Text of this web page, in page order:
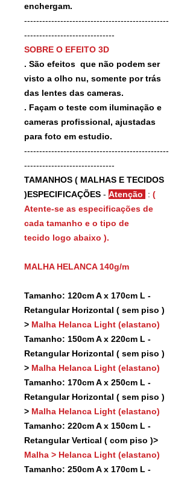
enchergam.
------------------------------------------------
------------------------------
SOBRE O EFEITO 3D
. São efeitos que não podem ser
visto a olho nu, somente por trás
das lentes das cameras.
. Façam o teste com iluminação e
cameras profissional, ajustadas
para foto em estudio.
------------------------------------------------
------------------------------
TAMANHOS ( MALHAS E TECIDOS
)ESPECIFICAÇÕES - Atenção : (
Atente-se as especificações de
cada tamanho e o tipo de
tecido logo abaixo ).
MALHA HELANCA 140g/m
Tamanho: 120cm A x 170cm L -
Retangular Horizontal ( sem piso )
> Malha Helanca Light (elastano)
Tamanho: 150cm A x 220cm L -
Retangular Horizontal ( sem piso )
> Malha Helanca Light (elastano)
Tamanho: 170cm A x 250cm L -
Retangular Horizontal ( sem piso )
> Malha Helanca Light (elastano)
Tamanho: 220cm A x 150cm L -
Retangular Vertical ( com piso )>
Malha > Helanca Light (elastano)
Tamanho: 250cm A x 170cm L -